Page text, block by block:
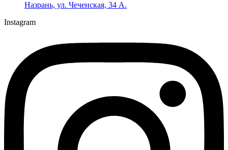
Назрань, ул. Чеченская, 34 А.
Instagram